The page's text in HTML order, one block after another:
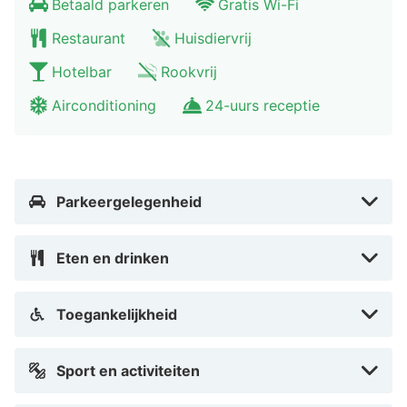
de kabelbaan die je van het dalstation naar de 68
meter hoger gelegen Wilhelminatoren brengt. Maak
lange wandelingen door het gezellige stadscentrum
van Valkenburg met zijn vele restaurants en cafés.
stad Maastricht.
Betaald parkeren
Gratis Wi-Fi
Restaurant
Huisdiervrij
Hotelbar
Rookvrij
Airconditioning
24-uurs receptie
Parkeergelegenheid
Eten en drinken
Toegankelijkheid
Sport en activiteiten